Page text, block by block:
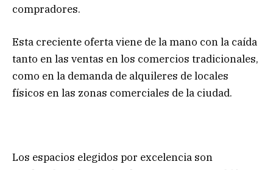
compradores.
Esta creciente oferta viene de la mano con la caída
tanto en las ventas en los comercios tradicionales,
como en la demanda de alquileres de locales
físicos en las zonas comerciales de la ciudad.
Los espacios elegidos por excelencia son